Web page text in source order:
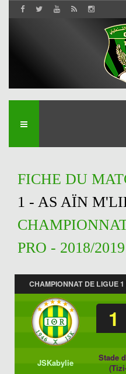
FICHE DU
1 - AS AÏN
PRO - 2018/2019
CHAMPIONNAT DE LIGUE
1
JSKabylie
Stade